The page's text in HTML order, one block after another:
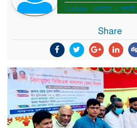
Update : শুক্রবার, ৮
Share